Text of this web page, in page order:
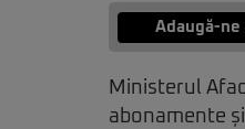
Adaugă-
Ministerul
abonamente